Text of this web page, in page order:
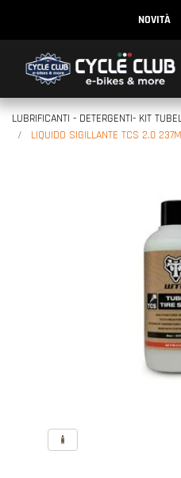
NOVITÀ
LUBRIFICANTI - DETERGENTI- KIT
LIQUIDO SIGILLANTE TCS 2.0